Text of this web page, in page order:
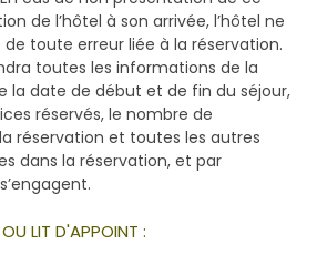
de l’hôtel à son arrivée, l’hôtel ne
de toute erreur liée à la réservation.
toutes les informations de la
la date de début et de fin du séjour,
réservés, le nombre de
réservation et toutes les autres
dans la réservation, et par
OU LIT D'APPOINT :